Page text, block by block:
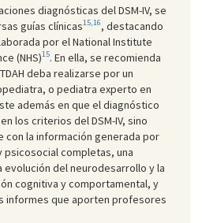
diagnósticas del DSM-IV, se
guías clínicas15,16, destacando
por el National Institute
(NHS)15. En ella, se recomienda
deba realizarse por un
o pediatra experto en
además en que el diagnóstico
los criterios del DSM-IV, sino
la información generada por
psicosocial completas, una
evolución del neurodesarrollo y la
cognitiva y comportamental, y
informes que aporten profesores